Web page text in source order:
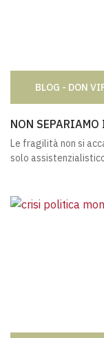
BLOG - DON
NON
Le fragilità non si
solo